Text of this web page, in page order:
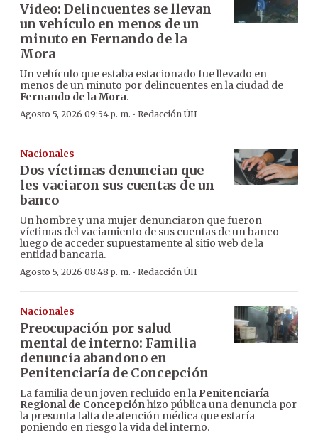
Video: Delincuentes se llevan
un vehículo en menos de un
minuto en Fernando de la
Mora
Un vehículo que estaba estacionado fue llevado en
menos de un minuto por delincuentes en la ciudad de
Fernando de la Mora.
Agosto 5, 2026 09:54 p. m. · Redacción ÚH
Nacionales
Dos víctimas denuncian que
les vaciaron sus cuentas de un
banco
Un hombre y una mujer denunciaron que fueron
víctimas del vaciamiento de sus cuentas de un banco
luego de acceder supuestamente al sitio web de la
entidad bancaria.
Agosto 5, 2026 08:48 p. m. · Redacción ÚH
Nacionales
Preocupación por salud
mental de interno: Familia
denuncia abandono en
Penitenciaría de Concepción
La familia de un joven recluido en la Penitenciaría
Regional de Concepciónhizo pública una denuncia por
la presunta falta de atención médica que estaría
poniendo en riesgo la vida del interno.